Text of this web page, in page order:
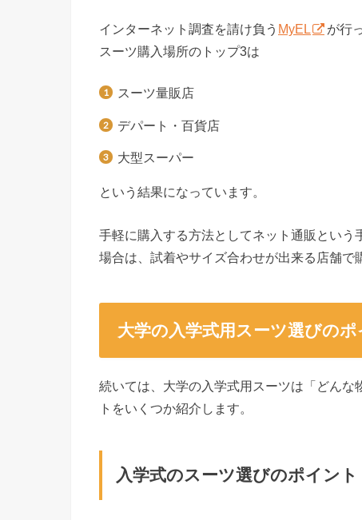
インターネット調査を請け負う MyEL
が行
スーツ購入場所のトップ3は
スーツ量販店
デパート・百貨店
大型スーパー
という結果になっています。
手軽に購入する方法としてネット通販とい
場合は、試着やサイズ合わせが出来る店舗で
大学の入学式用スーツ選びのポ
続いては、大学の入学式用スーツは「どん
トをいくつか紹介します。
入学式のスーツ選びのポイン